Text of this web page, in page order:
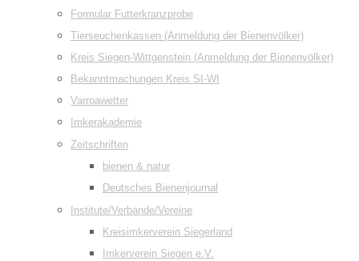
Formular Futterkranzprobe
Tierseuchenkassen (Anmeldung der Bienenvölker)
Kreis Siegen-Wittgenstein (Anmeldung der Bienenvölker)
Bekanntmachungen Kreis SI-WI
Varroawetter
Imkerakademie
Zeitschriften
bienen & natur
Deutsches Bienenjournal
Institute/Verbände/Vereine
Kreisimkerverein Siegerland
Imkerverein Siegen e.V.